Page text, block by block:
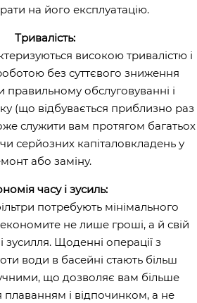
на його експлуатацію.
Тривалість:
високою тривалістю і
без суттєвого зниження
правильному обслуговуванні і
(що відбувається приблизно раз
служити вам протягом багатьох
серйозних капіталовкладень у
або заміну.
часу і зусиль:
потребують мінімального
не лише гроші, а й свій
зусилля. Щоденні операції з
води в басейні стають більш
що дозволяє вам більше
плаванням і відпочинком, а не